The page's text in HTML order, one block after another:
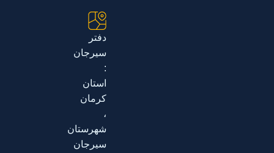
دفتر
سیرجان
:
استان
کرمان
،
شهرستان
سیرجان